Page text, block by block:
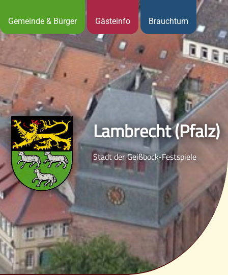
Gemeinde & Bürger Gästeinfo Brauchtum
Lambrecht (Pfalz)
Stadt der Geißbock-Festspiele